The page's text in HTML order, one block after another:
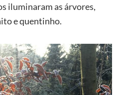
iluminaram as árvores,
e quentinho.